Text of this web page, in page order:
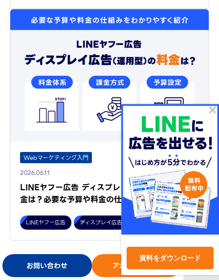
Webマーケティング入門
2026.06.11
LINEヤフー広告 ディスプレイ広告（運用型）の料
金は？必要な予算や料金の仕組…
LINEヤフー広告 ディスプレイ広告（運用型）
お問い合わせ アカウント開設
ログイン
資料をダウンロード